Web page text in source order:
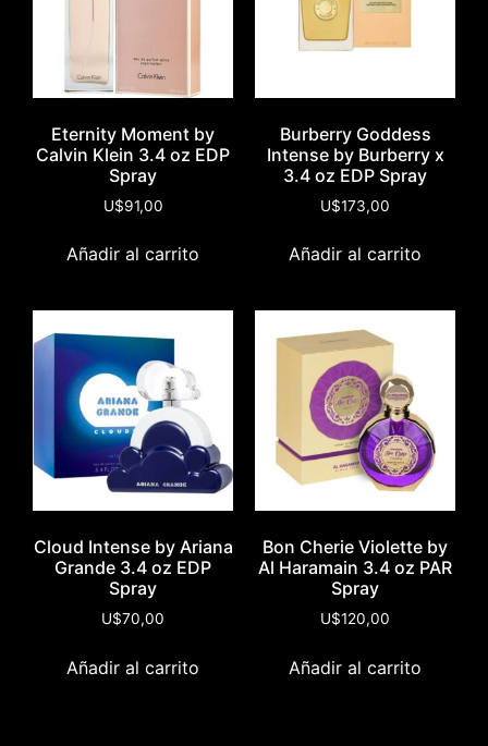
Eternity Moment by
Calvin Klein 3.4 oz EDP
Spray
U$91,00
Añadir al carrito
Burberry Goddess
Intense by Burberry x
3.4 oz EDP Spray
U$173,00
Añadir al carrito
Cloud Intense by Ariana
Grande 3.4 oz EDP
Spray
U$70,00
Añadir al carrito
Bon Cherie Violette by
Al Haramain 3.4 oz PAR
Spray
U$120,00
Añadir al carrito